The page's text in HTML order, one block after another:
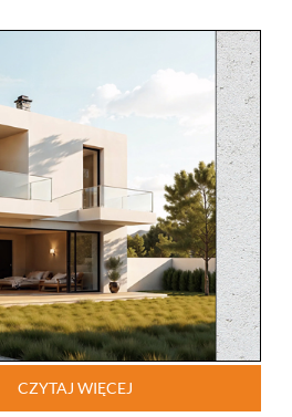
CZYTAJ WIĘCEJ